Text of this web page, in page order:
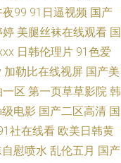
夜99 91日逼视频 国产
婷 美腿丝袜在线观看 国
日韩伦理片 91色爱
加勒比在线视屏 国产美
区 第一页草草影院 韩
电影 国产二区高清 国
社在线看 欧美日韩黄
慰喷水 乱伦五月 国产